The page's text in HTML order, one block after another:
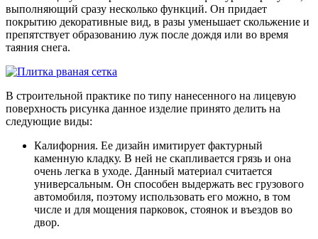
выполняющий сразу несколько функций. Он придает
покрытию декоративные вид, в разы уменьшает скольжение и
препятствует образованию луж после дождя или во время
таяния снега.
В строительной практике по типу нанесенного на лицевую
поверхность рисунка данное изделие принято делить на
следующие виды:
Калифорния. Ее дизайн имитирует фактурный
каменную кладку. В ней не скапливается грязь и она
очень легка в уходе. Данный материал считается
универсальным. Он способен выдержать вес грузового
автомобиля, поэтому использовать его можно, в том
числе и для мощения парковок, стоянок и въездов во
двор.